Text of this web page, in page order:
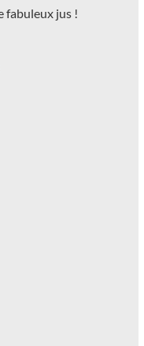
fabuleux jus !